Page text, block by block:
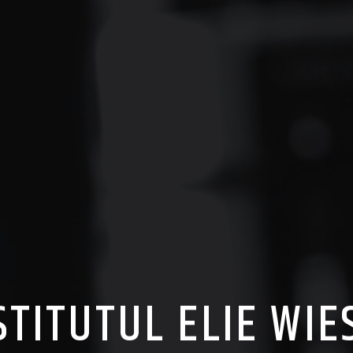
ELIE